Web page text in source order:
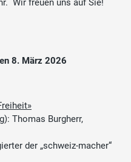
Wir freuen uns auf Sie!
8. März 2026
Thomas Burgherr,
der „schweiz-macher“